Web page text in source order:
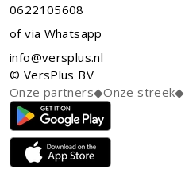
0622105608
of via Whatsapp
info@versplus.nl
© VersPlus BV
Onze partners◆Onze streek◆